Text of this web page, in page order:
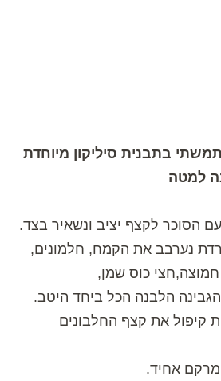
בתבנית סיליקון מיוחדת
למטה
הסוכר לקצף יציב ונשאיר בצד.
נערבב את הקמח, חלמונים,
כוס שמן,
הלבנה הכל ביחד היטב.
קיפול את קצף החלבונים
אחיד.